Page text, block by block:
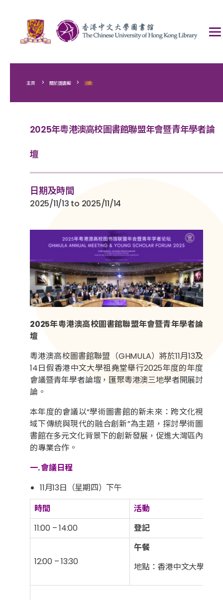
主頁 > 關於圖書館 > 活動
2025年粵港澳高校圖書館聯盟年會暨青年學者論
壇
日期及時間
2025/11/13 to 2025/11/14
2025年粵港澳高校圖書館聯盟年會暨青年學者論
壇
粵港澳高校圖書館聯盟（GHMULA）將於11月13及
14日假香港中文大學祖堯堂舉行2025年度的年度
會議暨青年學者論壇，匯聚粵港澳三地學者開展討
論。
本年度的會議以“學術圖書館的新未來：跨文化視
域下傳統與現代的融合創新”為主題，探討學術圖
書館在多元文化背景下的創新發展，促進大灣區內
的專業合作。
一. 會議日程
11月13日（星期四）下午
時間
活動
11:00 – 14:00
登記
12:00 – 13:30
午餐
地點：香港中文大學和